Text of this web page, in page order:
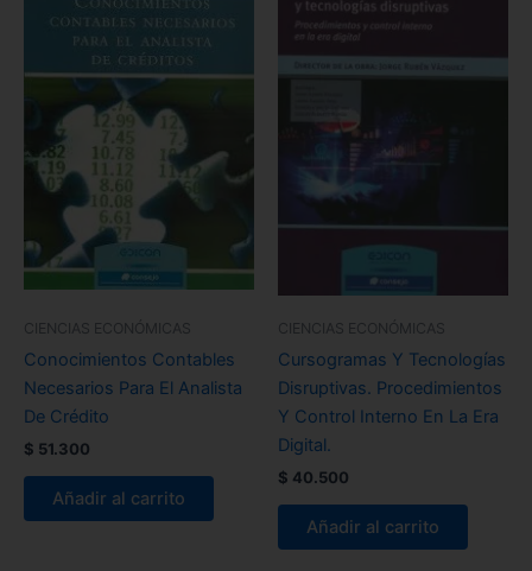
CIENCIAS ECONÓMICAS
Conocimientos Contables
Necesarios Para El Analista
De Crédito
$ 51.300
Añadir al carrito
CIENCIAS ECONÓMICAS
Cursogramas Y Tecnologías
Disruptivas. Procedimientos
Y Control Interno En La Era
Digital.
$ 40.500
Añadir al carrito